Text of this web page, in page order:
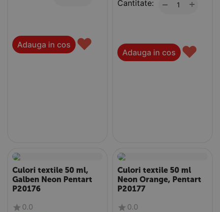
Adauga in cos ♥
Cantitate: +
−
Adauga in cos ♥
Culori textile 50 ml,
Galben Neon Pentart
P20176
0.0
Culori textile 50 ml
Neon Orange, Pentart
P20177
0.0